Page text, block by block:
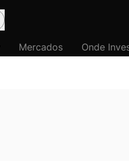
Mercados Onde